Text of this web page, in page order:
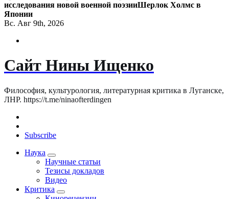
исследования новой военной поэзииШерлок Холмс в
Японии
Вс. Авг 9th, 2026
Сайт Нины Ищенко
Философия, культурология, литературная критика в Луганске,
ЛНР. https://t.me/ninaofterdingen
Subscribe
Наука
Научные статьи
Тезисы докладов
Видео
Критика